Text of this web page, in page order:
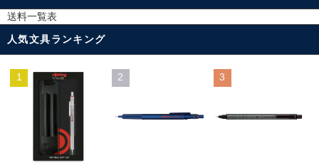
送料一覧表
人気文具ランキング
1 2 3